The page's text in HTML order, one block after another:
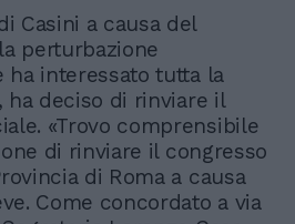
Casini a causa del
perturbazione
ha interessato tutta la
ha deciso di rinviare il
«Trovo comprensibile
di rinviare il congresso
di Roma a causa
Come concordato a via